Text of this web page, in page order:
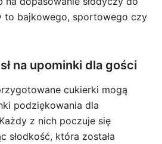
to bajkowego, sportowego czy
na upominki dla gości
cukierki mogą
podziękowania dla
z nich poczuje się
słodkość, która została